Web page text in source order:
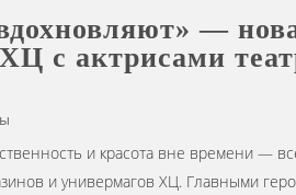
—
с актрисами
и красота вне времени —
и универмагов ХЦ. Главными